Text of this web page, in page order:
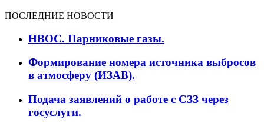
ПОСЛЕДНИЕ НОВОСТИ
НВОС. Парниковые газы.
Формирование номера источника выбросов
в атмосферу (ИЗАВ).
Подача заявлений о работе с СЗЗ через
госуслуги.